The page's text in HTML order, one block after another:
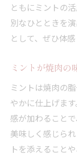
ともにミントの
別なひとときを
として、ぜひ体
ミントが焼肉の
ミントは焼肉の
やかに仕上げま
感が加わること
美味しく感じら
トを添えること